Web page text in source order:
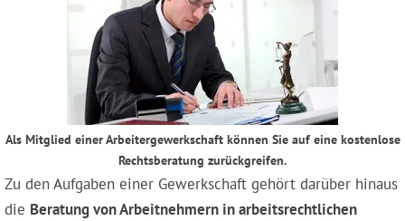
Als Mitglied einer Arbeitergewerkschaft können Sie auf eine kostenlose
Rechtsberatung zurückgreifen.
Zu den Aufgaben einer Gewerkschaft gehört darüber hinaus
die Beratung von Arbeitnehmern in arbeitsrechtlichen